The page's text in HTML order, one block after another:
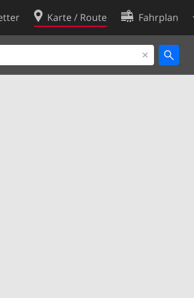
Karte / Route Fahrplan
Cookie-
Cookie-